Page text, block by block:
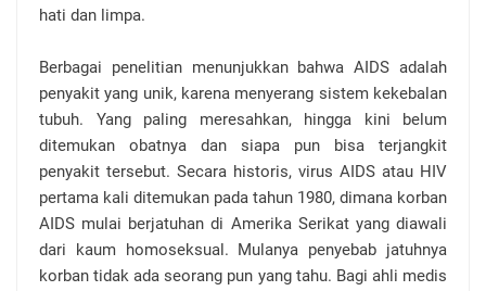
hati dan limpa.
Berbagai penelitian menunjukkan bahwa AIDS adalah
penyakit yang unik, karena menyerang sistem kekebalan
tubuh. Yang paling meresahkan, hingga kini belum
ditemukan obatnya dan siapa pun bisa terjangkit
penyakit tersebut. Secara historis, virus AIDS atau HIV
pertama kali ditemukan pada tahun 1980, dimana korban
AIDS mulai berjatuhan di Amerika Serikat yang diawali
dari kaum homoseksual. Mulanya penyebab jatuhnya
korban tidak ada seorang pun yang tahu. Bagi ahli medis